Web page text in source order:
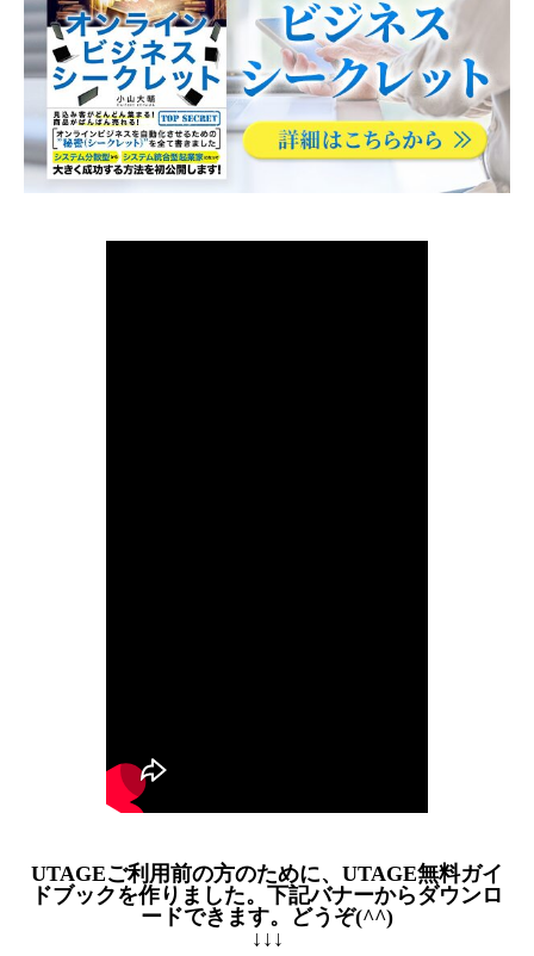
UTAGEご利用前の方のために、UTAGE無料ガイ
ドブックを作りました。下記バナーからダウンロ
ードできます。どうぞ(^^)
↓↓↓